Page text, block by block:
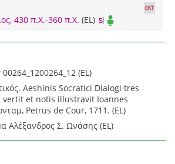
430 π.Χ.-360 π.Χ. (EL)
(EL)
Aeshinis Socratici Dialogi tres
vertit et notis illustravit Ioannes
Petrus de Cour, 1711. (EL)
Αλέξανδρος Σ. Ωνάσης (EL)